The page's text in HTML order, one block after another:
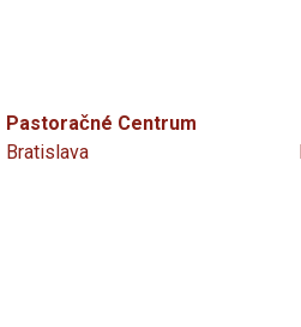
Pastoračné Centrum
Bratislava